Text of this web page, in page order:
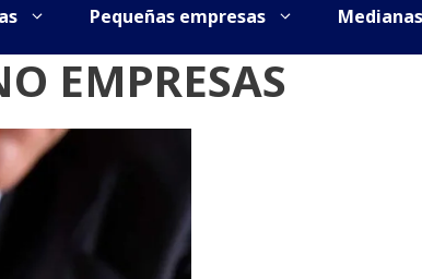
Pequeñas empresas
EMPRESAS